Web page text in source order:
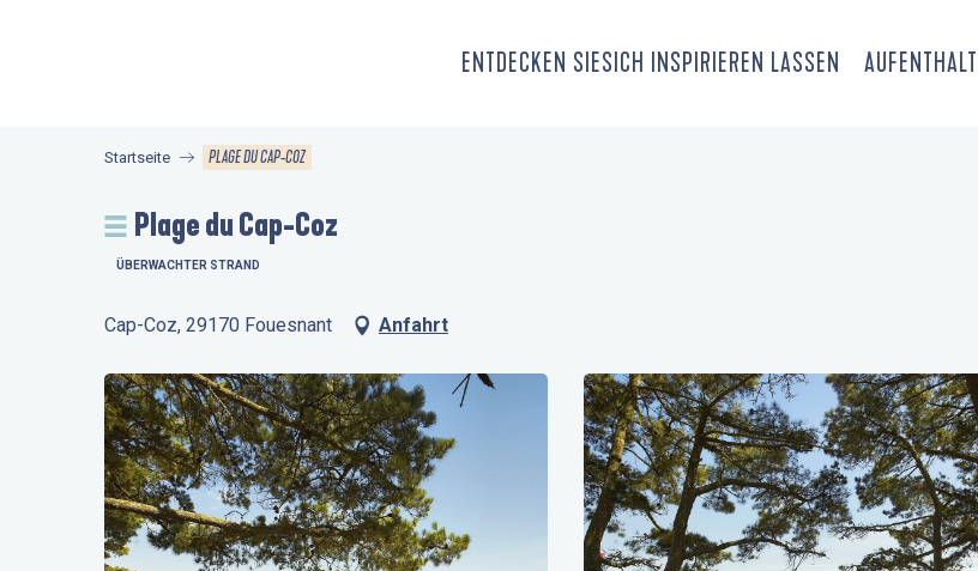
ENTDECKEN SIESICH INSPIRIEREN LASSEN AUFENTHALT
Startseite PLAGE DU CAP-COZ
Plage du Cap-Coz
ÜBERWACHTER STRAND
Cap-Coz, 29170 Fouesnant Anfahrt